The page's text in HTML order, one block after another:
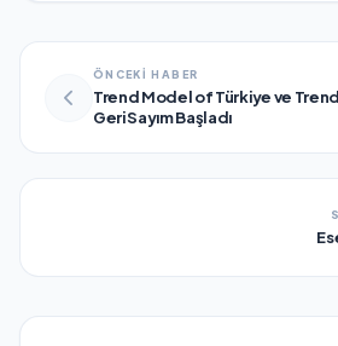
ÖNCEKİ HABER
Trend Model of Türkiye ve
Geri Sayım Başladı